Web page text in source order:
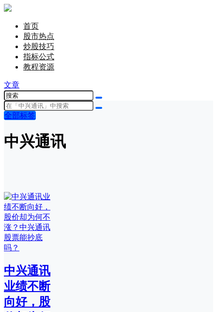
首页
股市热点
炒股技巧
指标公式
教程资源
文章
全部标签
中兴通讯
中兴通讯
业绩不断
向好，股